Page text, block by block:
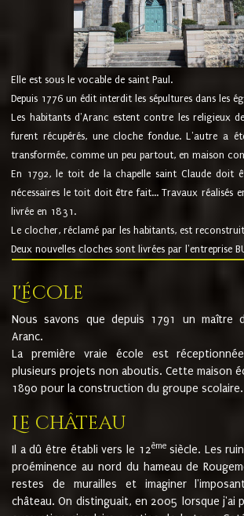
Elle est sous le vocable de saint Paul.
Depuis 1776 un édit interdit les sépultures dans les
Les habitants d'Aranc estent contre les religieux
furent récupérés, une cloche fondue. L'autre a
transformée, comme un peu partout, en maison
En 1792, le toit de la chapelle saint Claude doit
nécessaires le toit doit être fait... Travaux réalisés
livrée en 1831.
Le clocher, réclamé par les habitants, est
Deux nouvelles cloches sont livrées par l'entreprise
L'école
Nous savons que depuis 1791 un maître
Aranc.
La première vraie école est
plusieurs projets non aboutis. Cette maison
1890 pour la construction du groupe scolaire.
Le château
Il a dû être établi vers le 12èmesiècle. Les
proéminence au nord du hameau de
restes de murailles et imaginer
château. On distinguait, en 2005 lorsque j'ai